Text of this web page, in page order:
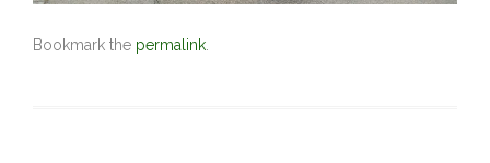
Bookmark the permalink.